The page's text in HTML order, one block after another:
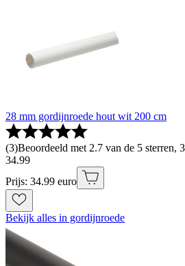
28 mm gordijnroede hout wit 200 cm
(3)Beoordeeld met 2.7 van de 5 sterren,
34.99
Prijs: 34.99 euro
Bekijk alles in gordijnroede